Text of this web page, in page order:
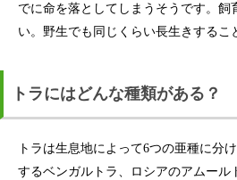
でに命を落としてしまうそうです。飼
い。野生でも同じくらい長生きするこ
トラにはどんな種類がある？
トラは生息地によって6つの亜種に分
するベンガルトラ、ロシアのアムール